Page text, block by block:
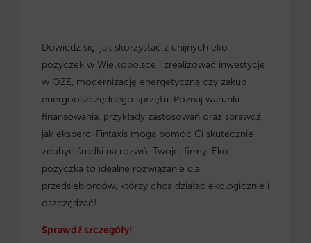
Dowiedz się, jak skorzystać z unijnych eko
pożyczek w Wielkopolsce i zrealizować inwestycje
w OZE, modernizację energetyczną czy zakup
energooszczędnego sprzętu. Poznaj warunki
finansowania, przykłady zastosowań oraz sprawdź,
jak eksperci Fintaxis mogą pomóc Ci skutecznie
zdobyć środki na rozwój Twojej firmy. Eko
pożyczka to idealne rozwiązanie dla
przedsiębiorców, którzy chcą działać ekologicznie i
oszczędzać!
Sprawdź szczegóły!